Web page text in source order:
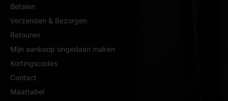
Betalen
Verzenden & Bezorgen
Retouren
Mijn aankoop ongedaan maken
Kortingscodes
Contact
Maattabel